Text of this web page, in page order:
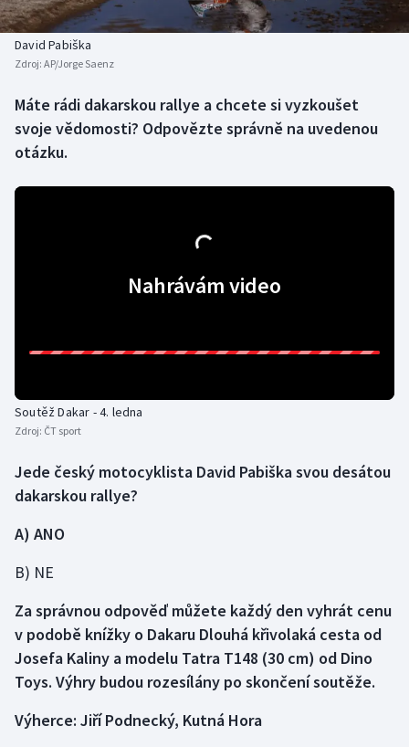
Baseball a softbal
Basketbal
Biatlon
Boby a skeleton
Box
Golf
Házená
Jezdectví
Judo
Krasobruslení
Lezení
Lyže a snowboard
Soutěže
Historické návraty
Aplikace ČT sport
AZ kvíz
David Pabiška
Zdroj: AP/Jorge Saenz
Máte rádi dakarskou rallye a chcete si vyzkoušet
svoje vědomosti? Odpovězte správně na uvedenou
otázku.
Nahrávám video
Soutěž Dakar - 4. ledna
Zdroj: ČT sport
Jede český motocyklista David Pabiška svou desátou
dakarskou rallye?
A) ANO
B) NE
Za správnou odpověď můžete každý den vyhrát cenu
v podobě knížky o Dakaru Dlouhá křivolaká cesta od
Josefa Kaliny a modelu Tatra T148 (30 cm) od Dino
Toys. Výhry budou rozesílány po skončení soutěže.
Výherce: Jiří Podnecký, Kutná Hora